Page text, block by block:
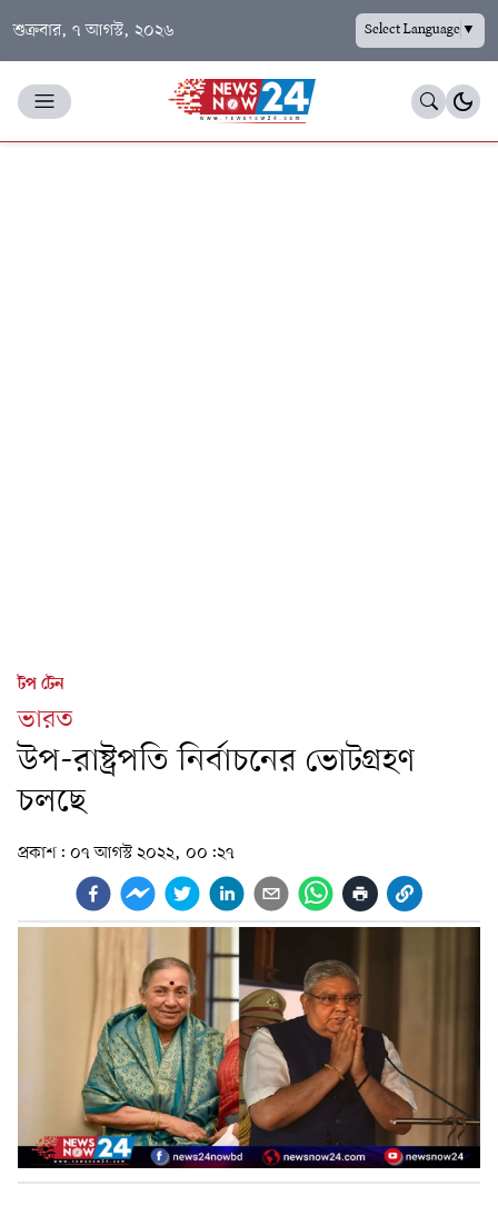
শুক্রবার, ৭ আগস্ট, ২০২৬ Select Language▼
টপ টেন
ভারত
উপ-রাষ্ট্রপতি নির্বাচনের ভোটগ্রহণ
চলছে
প্রকাশ: ০৭ আগস্ট ২০২২, ০০:২৭